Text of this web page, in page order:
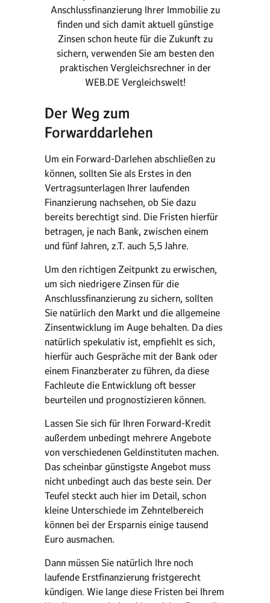
Anschlussfinanzierung Ihrer Immobilie zu
finden und sich damit aktuell günstige
Zinsen schon heute für die Zukunft zu
sichern, verwenden Sie am besten den
praktischen Vergleichsrechner in der
WEB.DE Vergleichswelt!
Der Weg zum
Forwarddarlehen
Um ein Forward-Darlehen abschließen zu
können, sollten Sie als Erstes in den
Vertragsunterlagen Ihrer laufenden
Finanzierung nachsehen, ob Sie dazu
bereits berechtigt sind. Die Fristen hierfür
betragen, je nach Bank, zwischen einem
und fünf Jahren, z.T. auch 5,5 Jahre.
Um den richtigen Zeitpunkt zu erwischen,
um sich niedrigere Zinsen für die
Anschlussfinanzierung zu sichern, sollten
Sie natürlich den Markt und die allgemeine
Zinsentwicklung im Auge behalten. Da dies
natürlich spekulativ ist, empfiehlt es sich,
hierfür auch Gespräche mit der Bank oder
einem Finanzberater zu führen, da diese
Fachleute die Entwicklung oft besser
beurteilen und prognostizieren können.
Lassen Sie sich für Ihren Forward-Kredit
außerdem unbedingt mehrere Angebote
von verschiedenen Geldinstituten machen.
Das scheinbar günstigste Angebot muss
nicht unbedingt auch das beste sein. Der
Teufel steckt auch hier im Detail, schon
kleine Unterschiede im Zehntelbereich
können bei der Ersparnis einige tausend
Euro ausmachen.
Dann müssen Sie natürlich Ihre noch
laufende Erstfinanzierung fristgerecht
kündigen. Wie lange diese Fristen bei Ihrem